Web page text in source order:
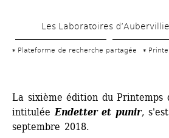
au
contenu
Les Laboratoires
Plateforme de recherche partagée
La sixième édition du Printemps
intitulée Endetter et punir,
septembre 2018.